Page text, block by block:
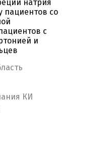
натрия
пациентов со
с
и
КИ